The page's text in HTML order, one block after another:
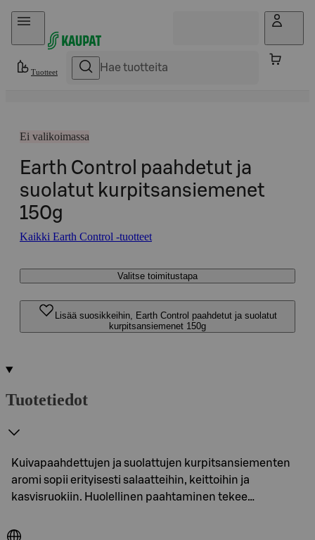
Hyppää sisältöön
Tuotteet
Ei valikoimassa
Earth Control paahdetut ja
suolatut kurpitsansiemenet
150g
Kaikki Earth Control -tuotteet
Valitse toimitustapa
Lisää suosikkeihin, Earth Control paahdetut ja suolatut
kurpitsansiemenet 150g
Tuotetiedot
Kuivapaahdettujen ja suolattujen kurpitsansiementen
aromi sopii erityisesti salaatteihin, keittoihin ja
kasvisruokiin. Huolellinen paahtaminen tekee…